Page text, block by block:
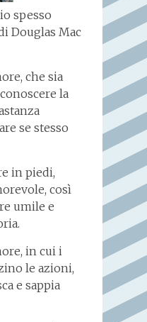
spesso
Douglas Mac
che sia
la
se stesso
in piedi,
così
umile e
in cui i
le azioni,
e sappia